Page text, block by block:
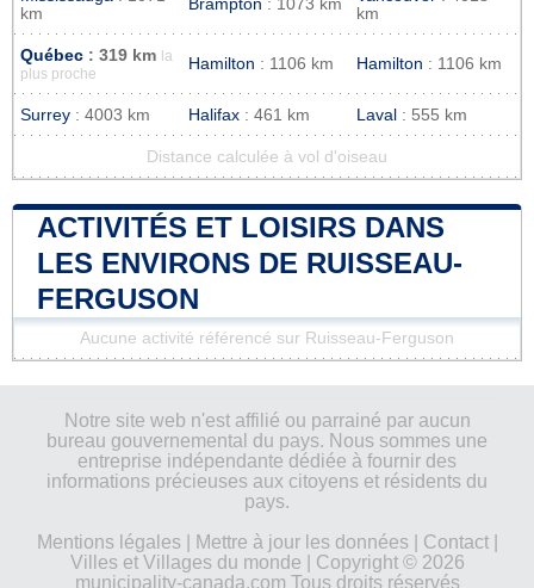
km
Brampton : 1073 km
km
Québec : 319 km
la
plus proche
Hamilton : 1106 km Hamilton : 1106 km
Surrey : 4003 km Halifax : 461 km Laval : 555 km
Distance calculée à vol d'oiseau
ACTIVITÉS ET LOISIRS DANS
LES ENVIRONS DE RUISSEAU-
FERGUSON
Aucune activité référencé sur Ruisseau-Ferguson
Notre site web n'est affilié ou parrainé par aucun
bureau gouvernemental du pays. Nous sommes une
entreprise indépendante dédiée à fournir des
informations précieuses aux citoyens et résidents du
pays.
Mentions légales| Mettre à jour les données| Contact|
Villes et Villages du monde | Copyright © 2026
municipality-canada.com Tous droits réservés